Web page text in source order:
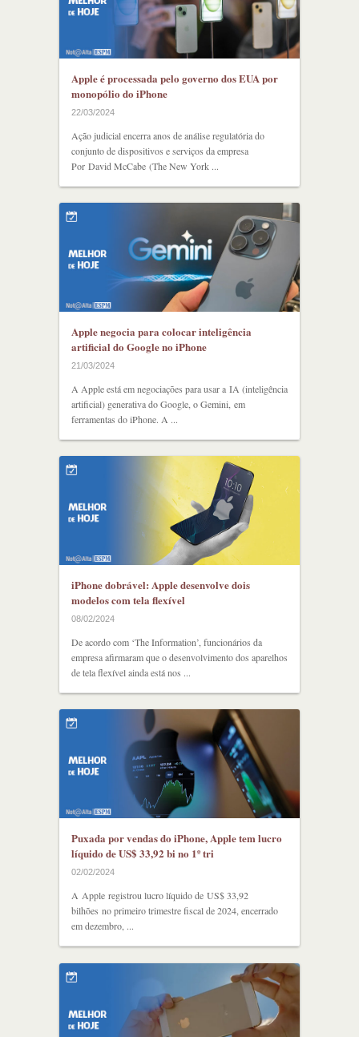
Apple é processada pelo governo dos EUA por
monopólio do iPhone
22/03/2024
Ação judicial encerra anos de análise regulatória do
conjunto de dispositivos e serviços da empresa
Por David McCabe (The New York ...
Apple negocia para colocar inteligência
artificial do Google no iPhone
21/03/2024
A Apple está em negociações para usar a IA (inteligência
artificial) generativa do Google, o Gemini, em
ferramentas do iPhone. A ...
iPhone dobrável: Apple desenvolve dois
modelos com tela flexível
08/02/2024
De acordo com ‘The Information’, funcionários da
empresa afirmaram que o desenvolvimento dos aparelhos
de tela flexível ainda está nos ...
Puxada por vendas do iPhone, Apple tem lucro
líquido de US$ 33,92 bi no 1º tri
02/02/2024
A Apple registrou lucro líquido de US$ 33,92
bilhões no primeiro trimestre fiscal de 2024, encerrado
em dezembro, ...